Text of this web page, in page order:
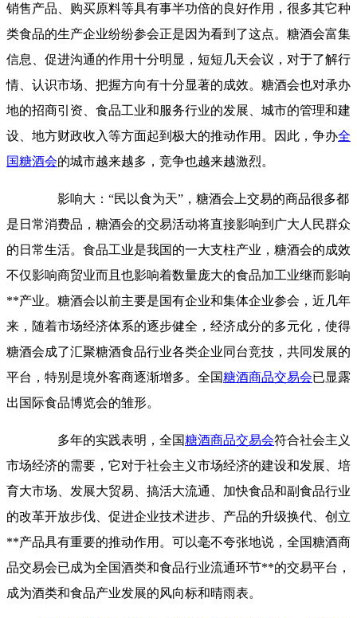
销售产品、购买原料等具有事半功倍的良好作用，很多其它种
类食品的生产企业纷纷参会正是因为看到了这点。糖酒会富集
信息、促进沟通的作用十分明显，短短几天会议，对于了解行
情、认识市场、把握方向有十分显著的成效。糖酒会也对承办
地的招商引资、食品工业和服务行业的发展、城市的管理和建
设、地方财政收入等方面起到极大的推动作用。因此，争办全
国糖酒会的城市越来越多，竞争也越来越激烈。
影响大：“民以食为天”，糖酒会上交易的商品很多都
是日常消费品，糖酒会的交易活动将直接影响到广大人民群众
的日常生活。食品工业是我国的一大支柱产业，糖酒会的成效
不仅影响商贸业而且也影响着数量庞大的食品加工业继而影响
**产业。糖酒会以前主要是国有企业和集体企业参会，近几年
来，随着市场经济体系的逐步健全，经济成分的多元化，使得
糖酒会成了汇聚糖酒食品行业各类企业同台竞技，共同发展的
平台，特别是境外客商逐渐增多。全国糖酒商品交易会已显露
出国际食品博览会的雏形。
多年的实践表明，全国糖酒商品交易会符合社会主义
市场经济的需要，它对于社会主义市场经济的建设和发展、培
育大市场、发展大贸易、搞活大流通、加快食品和副食品行业
的改革开放步伐、促进企业技术进步、产品的升级换代、创立
**产品具有重要的推动作用。可以毫不夸张地说，全国糖酒商
品交易会已成为全国酒类和食品行业流通环节**的交易平台，
成为酒类和食品产业发展的风向标和晴雨表。